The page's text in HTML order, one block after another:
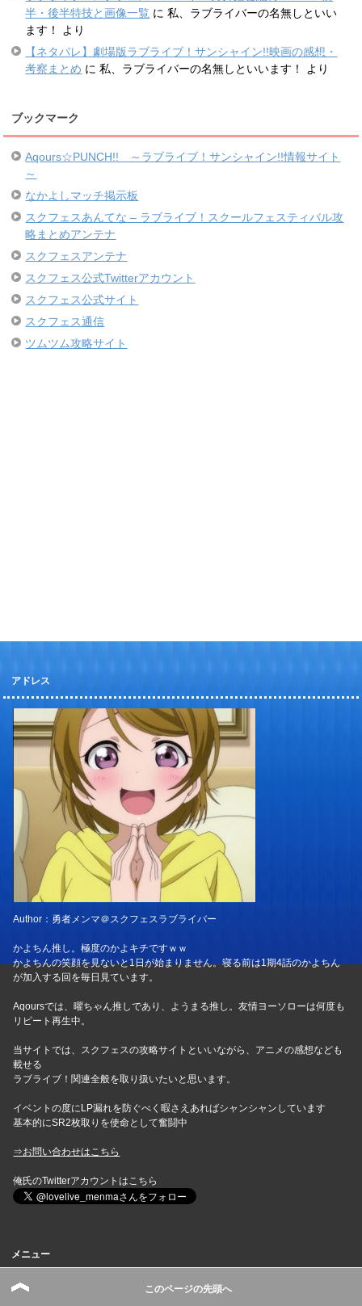
半・後半特技と画像一覧 に私、ラブライバーの名無しといい
ます！
より
【ネタバレ】劇場版ラブライブ！サンシャイン!!映画の感想・
考察まとめ に私、ラブライバーの名無しといいます！ より
ブックマーク
Aqours☆PUNCH!! ～ラブライブ！サンシャイン!!情報サイト
～
なかよしマッチ掲示板
スクフェスあんてな – ラブライブ！スクールフェスティバル攻
略まとめアンテナ
スクフェスアンテナ
スクフェス公式Twitterアカウント
スクフェス公式サイト
スクフェス通信
ツムツム攻略サイト
アドレス
Author：勇者メンマ＠スクフェスラブライバー
かよちん推し。極度のかよキチですｗｗ
かよちんの笑顔を見ないと1日が始まりません。寝る前は1期4話のかよちん
が加入する回を毎日見ています。
Aqoursでは、曜ちゃん推しであり、ようまる推し。友情ヨーソローは何度も
リピート再生中。
当サイトでは、スクフェスの攻略サイトといいながら、アニメの感想なども
載せる
ラブライブ！関連全般を取り扱いたいと思います。
イベントの度にLP漏れを防ぐべく暇さえあればシャンシャンしています
基本的にSR2枚取りを使命として奮闘中
⇒お問い合わせはこちら
俺氏のTwitterアカウントはこちら
メニュー
お問い合わせ このページの先頭へ